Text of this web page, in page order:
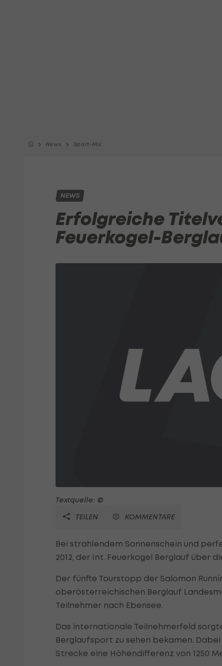
News Sport-Mix
NEWS
Erfolgreiche
Feuerkogel-
Textquelle: ©
TEILEN
KOMMENTARE
Bei strahlendem Sonnenschein und
2012, der Int. Feuerkogel Berglauf über
Der fünfte Tourstopp der Salomon
oberösterreichischen Berglauf
Teilnehmer nach Ebensee.
Das internationale Teilnehmerfeld
Berglaufsport zu sehen bekamen.
Strecke eine Höhendifferenz von 1250